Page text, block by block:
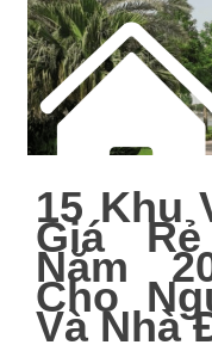
15 Khu
Giá
Năm
Cho
Và Nhà